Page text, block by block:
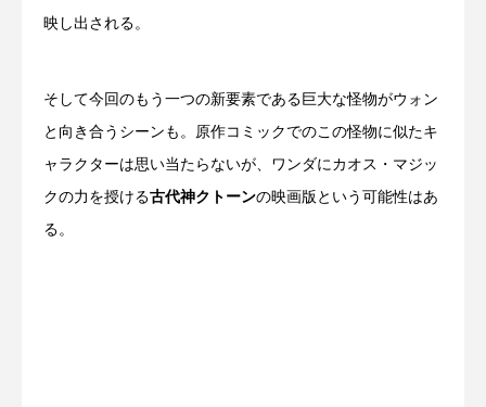
映し出される。
そして今回のもう一つの新要素である巨大な怪物がウォン
と向き合うシーンも。原作コミックでのこの怪物に似たキ
ャラクターは思い当たらないが、ワンダにカオス・マジッ
クの力を授ける古代神クトーンの映画版という可能性はあ
る。